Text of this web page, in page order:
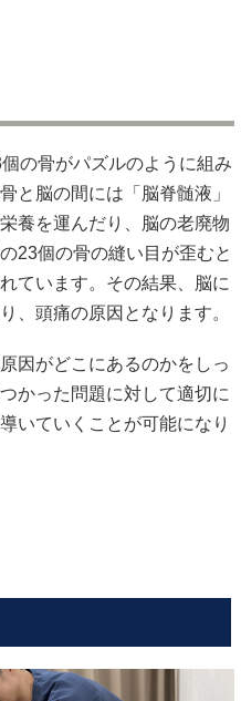
の骨がパズルのように組み
と脳の間には「脳脊髄液」
養を運んだり、脳の老廃物
23個の骨の縫い目が歪むと
ています。その結果、脳に
、頭痛の原因となります。
因がどこにあるのかをしっ
かった問題に対して適切に
いていくことが可能になり